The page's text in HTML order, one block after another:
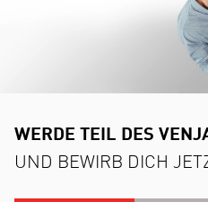
­­­WERDE TEIL DES
UND BEWIRB DICH